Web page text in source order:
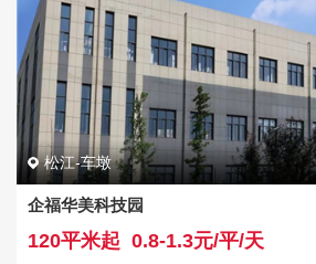
松江-车墩
企福华美科技园
120平米起 0.8-1.3元/平/天